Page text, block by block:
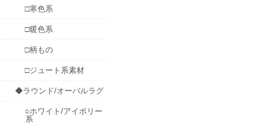
□寒色系
□暖色系
□柄もの
□ジュート系素材
◆ラウンド/オーバルラグ
○ホワイト/アイボリー
系